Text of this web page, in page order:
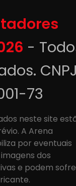
-
73
neste site
A Arena
por eventuais
dos
e podem